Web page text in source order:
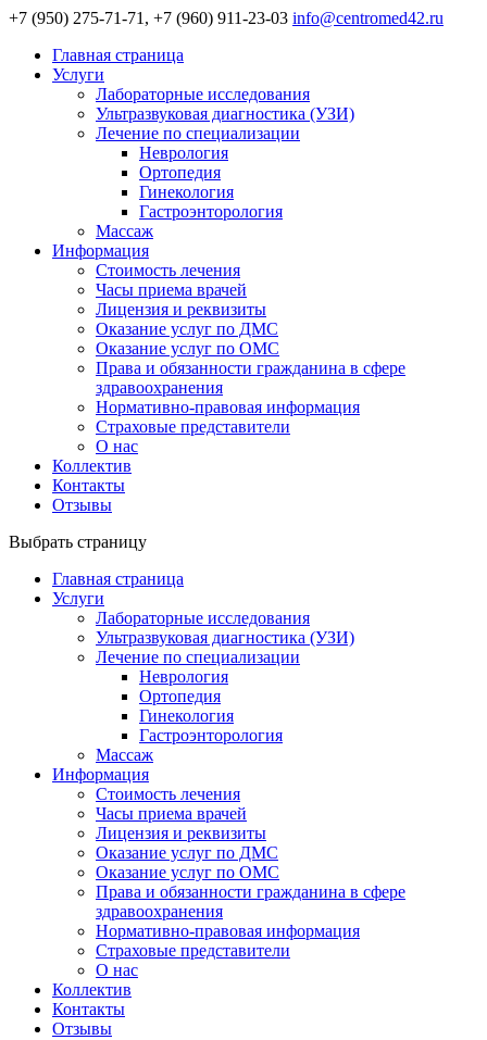
+7 (950) 275-71-71, +7 (960) 911-23-03 info@centromed42.ru
Главная страница
Услуги
Лабораторные исследования
Ультразвуковая диагностика (УЗИ)
Лечение по специализации
Неврология
Ортопедия
Гинекология
Гастроэнторология
Массаж
Информация
Стоимость лечения
Часы приема врачей
Лицензия и реквизиты
Оказание услуг по ДМС
Оказание услуг по ОМС
Права и обязанности гражданина в сфере
здравоохранения
Нормативно-правовая информация
Страховые представители
О нас
Коллектив
Контакты
Отзывы
Выбрать страницу
Главная страница
Услуги
Лабораторные исследования
Ультразвуковая диагностика (УЗИ)
Лечение по специализации
Неврология
Ортопедия
Гинекология
Гастроэнторология
Массаж
Информация
Стоимость лечения
Часы приема врачей
Лицензия и реквизиты
Оказание услуг по ДМС
Оказание услуг по ОМС
Права и обязанности гражданина в сфере
здравоохранения
Нормативно-правовая информация
Страховые представители
О нас
Коллектив
Контакты
Отзывы